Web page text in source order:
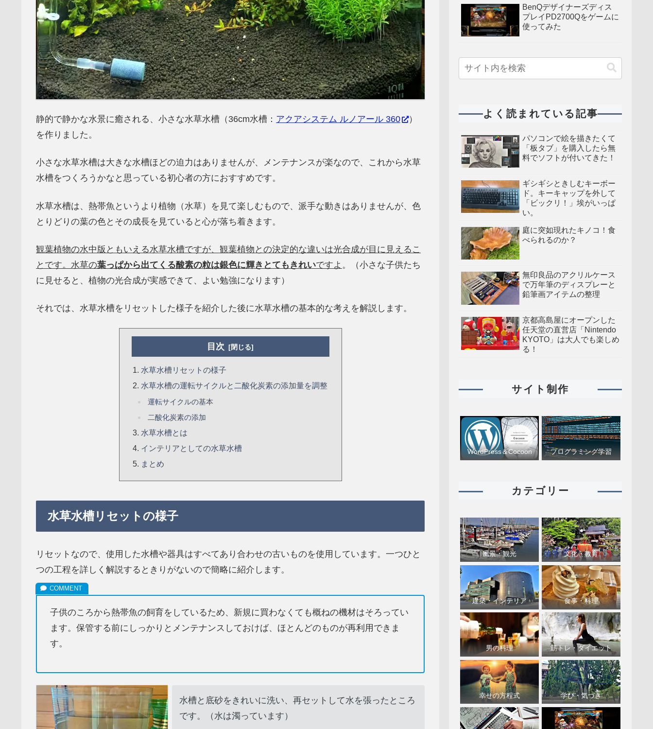
静的で静かな水景に癒される、小さな水草水槽（36cm水槽： アクアシステム ルノアール 360
）
を作りました。
小さな水草水槽は大きな水槽ほどの迫力はありませんが、メンテナンスが楽なので、これから水草
水槽をつくろうかなと思っている初心者の方におすすめです。
水草水槽は、熱帯魚というより植物（水草）を見て楽しむもので、派手な動きはありませんが、色
とりどりの葉の色とその成長を見ていると心が落ち着きます。
観葉植物の水中版ともいえる水草水槽ですが、観葉植物との決定的な違いは光合成が目に見えるこ
とです。水草の葉っぱから出てくる酸素の粒は銀色に輝きとてもきれいですよ 。（小さな子供たち
に見せると、植物の光合成が実感できて、よい勉強になります）
それでは、水草水槽をリセットした様子を紹介した後に水草水槽の基本的な考えを解説します。
目次
水草水槽リセットの様子
水草水槽の運転サイクルと二酸化炭素の添加量を調整
運転サイクルの基本
二酸化炭素の添加
水草水槽とは
インテリアとしての水草水槽
まとめ
水草水槽リセットの様子
リセットなので、使用した水槽や器具はすべてあり合わせの古いものを使用しています。一つひと
つの工程を詳しく解説するときりがないので簡略に紹介します。
子供のころから熱帯魚の飼育をしているため、新規に買わなくても概ねの機材はそろってい
ます。保管する前にしっかりとメンテナンスしておけば、ほとんどのものが再利用できま
す。
水槽と底砂をきれいに洗い、再セットして水を張ったところ
です。（水は濁っています）
BenQデザイナーズディス
プレイPD2700Qをゲームに
使ってみた
よく読まれている記事
パソコンで絵を描きたくて
「板タブ」を購入したら無
料でソフトが付いてきた！
ギシギシときしむキーボー
ド。キーキャップを外して
「ビックリ！」埃がいっぱ
い。
庭に突如現れたキノコ！食
べられるのか？
無印良品のアクリルケース
で万年筆のディスプレーと
鉛筆画アイテムの整理
京都高島屋にオープンした
任天堂の直営店「Nintendo
KYOTO」は大人でも楽しめ
る！
サイト制作
WordPress＆Cocoon プログラミング学習
カテゴリー
風景・観光 文化・教育
建築・インテリア 食事・料理
男の料理 筋トレ・ダイエット
幸せの方程式 学び・気づき